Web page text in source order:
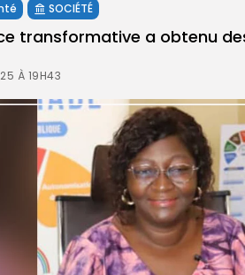
SOCIÉTÉ
transformative a obtenu
À 19H43